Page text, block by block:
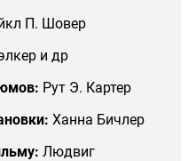
П. Шовер
и др
Рут Э. Картер
Ханна Бичлер
Людвиг